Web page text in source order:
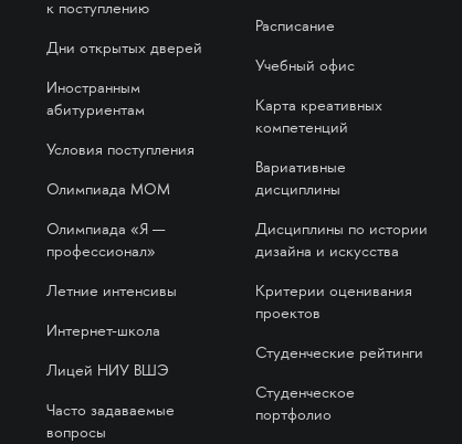
к поступлению
Дни открытых дверей
Иностранным
абитуриентам
Условия поступления
Олимпиада МОМ
Олимпиада «Я —
профессионал»
Летние интенсивы
Интернет-школа
Лицей НИУ ВШЭ
Часто задаваемые
вопросы
Расписание
Учебный офис
Карта креативных
компетенций
Вариативные
дисциплины
Дисциплины по истории
дизайна и искусства
Критерии оценивания
проектов
Студенческие рейтинги
Студенческое
портфолио